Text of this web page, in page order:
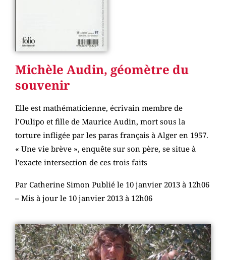
Michèle Audin, géomètre du
souvenir
Elle est mathématicienne, écrivain membre de
l’Oulipo et fille de Maurice Audin, mort sous la
torture infligée par les paras français à Alger en 1957.
« Une vie brève », enquête sur son père, se situe à
l’exacte intersection de ces trois faits
Par Catherine Simon Publié le 10 janvier 2013 à 12h06
– Mis à jour le 10 janvier 2013 à 12h06